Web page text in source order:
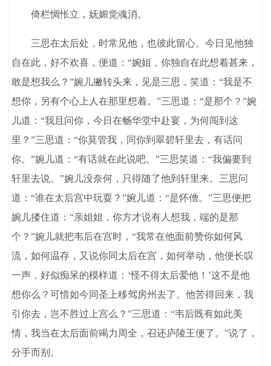
倚栏惆怅立，妩媚觉魂消。
三思在太后处，时常见他，也彼此留心。今日见他独
自在此，好不欢喜，便道：“婉姐，你独自在此想着甚来，
敢是想我么？”婉儿撇转头来，见是三思，笑道：“我是不
想你，另有个心上人在那里想着。”三思道：“是那个？”婉
儿道：“我且问你，今日在畅华堂中赴宴，为何闯到这
里？”三思道：“你莫管我，同你到翠碧轩里去，有话问
你。”婉儿道：“有话就在此说吧。”三思笑道：“我偏要到
轩里去说。”婉儿没奈何，只得随了他到轩里来。三思问
道：“谁在太后宫中玩耍？”婉儿道：“是怀僧。”三思便把
婉儿搂住道：“亲姐姐，你方才说有人想我，端的是那
个？”婉儿就把韦后在宫时，“我常在他面前赞你如何风
流，如何温存，又说你同太后在宫，如何举动，他便长叹
一声，好似痴呆的模样道：‘怪不得太后爱他！’这不是他
想你么？可惜如今同圣上移驾房州去了。他苦得回来，我
引你去，岂不胜过上宫么？”三思道：“韦后既有如此美
情，我当在太后面前竭力周全，召还庐陵王便了。”说了，
分手而别。